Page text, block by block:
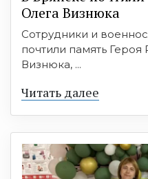
Олега Визнюка
Сотрудники и
почтили память
Визнюка, ...
Читать далее